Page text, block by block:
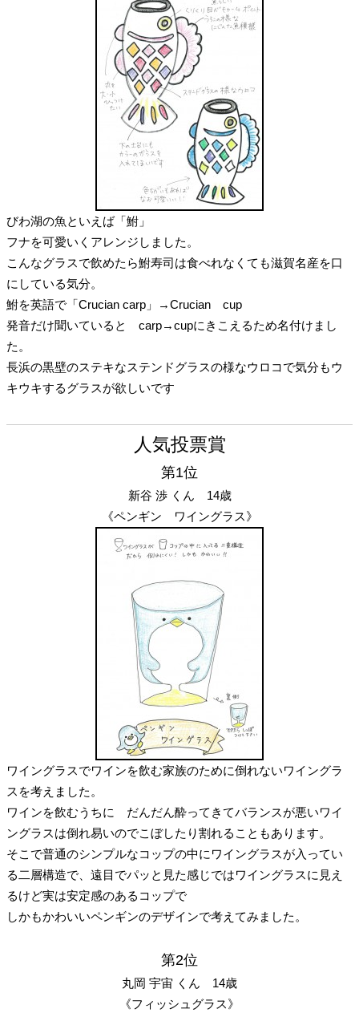
びわ湖の魚といえば「鮒」
フナを可愛いくアレンジしました。
こんなグラスで飲めたら鮒寿司は食べれなくても滋賀名産を口
にしている気分。
鮒を英語で「Crucian carp」→Crucian cup
発音だけ聞いていると carp→cupにきこえるため名付けまし
た。
長浜の黒壁のステキなステンドグラスの様なウロコで気分もウ
キウキするグラスが欲しいです
人気投票賞
第1位
新谷 渉 くん 14歳
《ペンギン ワイングラス》
ワイングラスでワインを飲む家族のために倒れないワイングラ
スを考えました。
ワインを飲むうちに だんだん酔ってきてバランスが悪いワイ
ングラスは倒れ易いのでこぼしたり割れることもあります。
そこで普通のシンプルなコップの中にワイングラスが入ってい
る二層構造で、遠目でパッと見た感じではワイングラスに見え
るけど実は安定感のあるコップで
しかもかわいいペンギンのデザインで考えてみました。
第2位
丸岡 宇宙 くん 14歳
《フィッシュグラス》